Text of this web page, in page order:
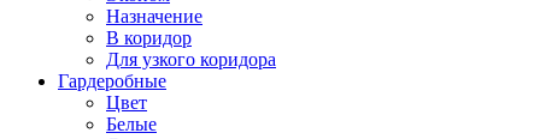
Назначение
В коридор
Для узкого коридора
Гардеробные
Цвет
Белые